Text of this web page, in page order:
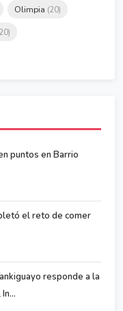
Olimpia (20)
puntos en Barrio
el reto de comer
responde a la